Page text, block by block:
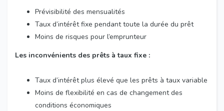
Prévisibilité des mensualités
Taux d’intérêt fixe pendant toute la durée du prêt
Moins de risques pour l’emprunteur
Les inconvénients des prêts à taux fixe :
Taux d’intérêt plus élevé que les prêts à taux variable
Moins de flexibilité en cas de changement des
conditions économiques